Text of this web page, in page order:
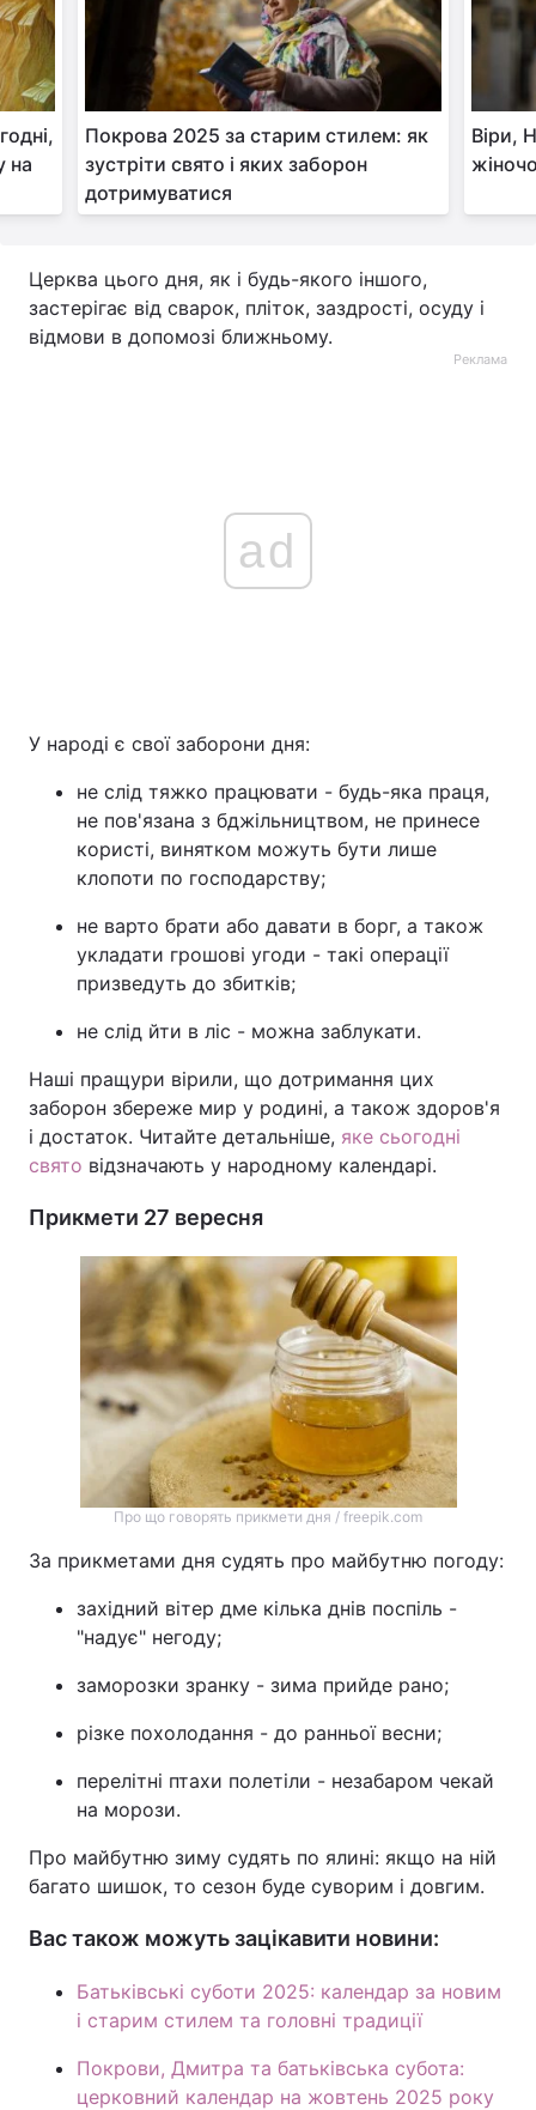
на
Покрова 2025 за старим стилем: як
зустріти свято і яких заборон
дотримуватися
Віри,
Церква цього дня, як і будь-якого іншого,
застерігає від сварок, пліток, заздрості, осуду і
відмови в допомозі ближньому.
Реклама
ad
У народі є свої заборони дня:
не слід тяжко працювати - будь-яка праця,
не пов'язана з бджільництвом, не принесе
користі, винятком можуть бути лише
клопоти по господарству;
не варто брати або давати в борг, а також
укладати грошові угоди - такі операції
призведуть до збитків;
не слід йти в ліс - можна заблукати.
Наші пращури вірили, що дотримання цих
заборон збереже мир у родині, а також здоров'я
і достаток. Читайте детальніше, яке сьогодні
свято відзначають у народному календарі.
Прикмети 27 вересня
Про що говорять прикмети дня / freepik.com
За прикметами дня судять про майбутню погоду:
західний вітер дме кілька днів поспіль -
"надує" негоду;
заморозки зранку - зима прийде рано;
різке похолодання - до ранньої весни;
перелітні птахи полетіли - незабаром чекай
на морози.
Про майбутню зиму судять по ялині: якщо на ній
багато шишок, то сезон буде суворим і довгим.
Вас також можуть зацікавити новини:
Батьківські суботи 2025: календар за новим
і старим стилем та головні традиції
Покрови, Дмитра та батьківська субота:
церковний календар на жовтень 2025 року